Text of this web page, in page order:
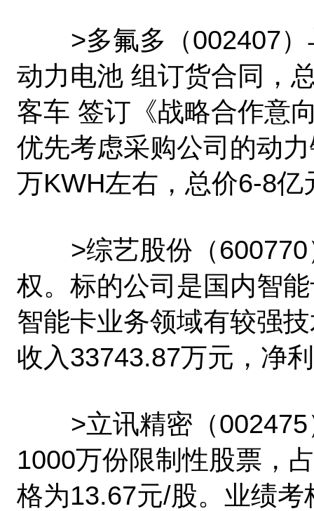
>多氟多（002407）
动力电池 组订货合同，
客车 签订《战略合作意
优先考虑采购公司的动
万KWH左右，总价6-8亿
>综艺股份（600770
权。标的公司是国内智
智能卡业务领域有较强
收入33743.87万元，净
>立讯精密（002475
1000万份限制性股票，
格为13.67元/股。业绩